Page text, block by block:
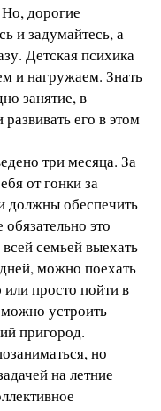
дорогие
и задумайтесь, а
Детская психика
и нагружаем. Знать
занятие, в
его в этом
три месяца. За
от гонки за
должны обеспечить
это
семьей выехать
можно поехать
просто пойти в
устроить
пригород.
но
на летние